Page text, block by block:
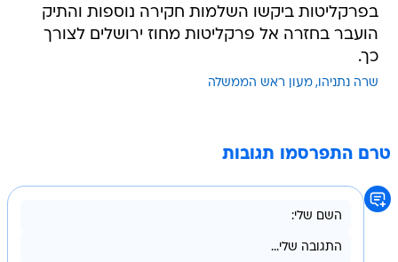
בפרקליטות ביקשו השלמות חקירה נוספות והתיק
הועבר בחזרה אל פרקליטות מחוז ירושלים לצורך
כך.
שרה נתניהו מעון ראש הממשלה
טרם התפרסמו תגובות